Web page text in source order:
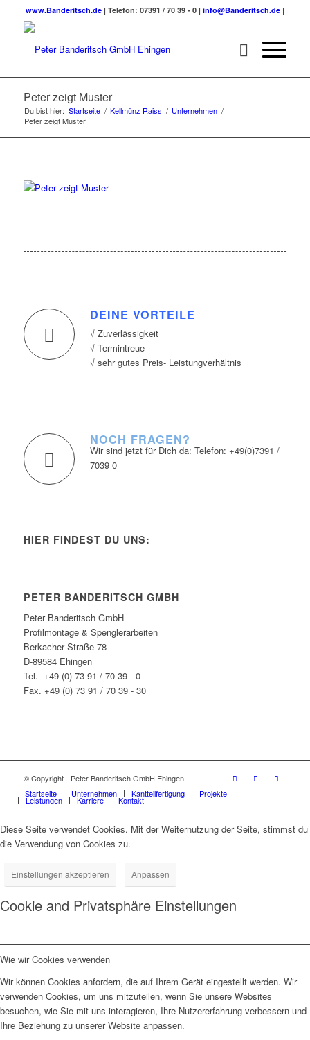
www.Banderitsch.de| Telefon: 07391 / 70 39 - 0 | info@Banderitsch.de |
Peter zeigt Muster
Du bist hier: Startseite / Kellmünz Raiss / Unternehmen /
Peter zeigt Muster
DEINE VORTEILE
√ Zuverlässigkeit
√ Termintreue
√ sehr gutes Preis- Leistungverhältnis
NOCH FRAGEN?
Wir sind jetzt für Dich da: Telefon: +49(0)7391 /
7039 0
HIER FINDEST DU UNS:
PETER BANDERITSCH GMBH
Peter Banderitsch GmbH
Profilmontage & Spenglerarbeiten
Berkacher Straße 78
D-89584 Ehingen
Tel. +49 (0) 73 91 / 70 39 - 0
Fax. +49 (0) 73 91 / 70 39 - 30
© Copyright - Peter Banderitsch GmbH Ehingen
Startseite
Unternehmen Kantteilfertigung Projekte
Leistungen Karriere Kontakt
Diese Seite verwendet Cookies. Mit der Weiternutzung der Seite, stimmst du
die Verwendung von Cookies zu.
Einstellungen akzeptieren Anpassen
Cookie and Privatsphäre Einstellungen
Wie wir Cookies verwenden
Wir können Cookies anfordern, die auf Ihrem Gerät eingestellt werden. Wir
verwenden Cookies, um uns mitzuteilen, wenn Sie unsere Websites
besuchen, wie Sie mit uns interagieren, Ihre Nutzererfahrung verbessern und
Ihre Beziehung zu unserer Website anpassen.